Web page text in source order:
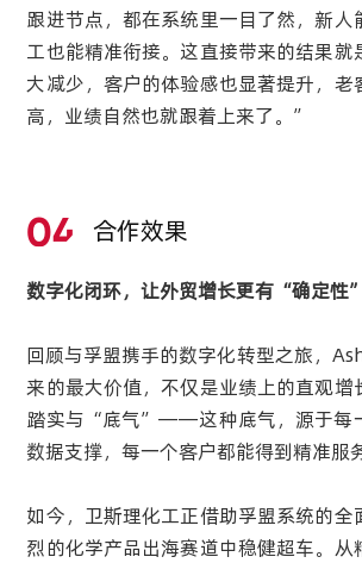
跟进节点，都在系统里一目了然，新人
工也能精准衔接。这直接带来的结果就
大减少，客户的体验感也显著提升，老
高，业绩自然也就跟着上来了。”
04 合作效果
数字化闭环，让外贸增长更有“确定性”
回顾与孚盟携手的数字化转型之旅，
来的最大价值，不仅是业绩上的直观增
踏实与“底气”——这种底气，源于每
数据支撑，每一个客户都能得到精准服
如今，卫斯理化工正借助孚盟系统的全
烈的化学产品出海赛道中稳健超车。从